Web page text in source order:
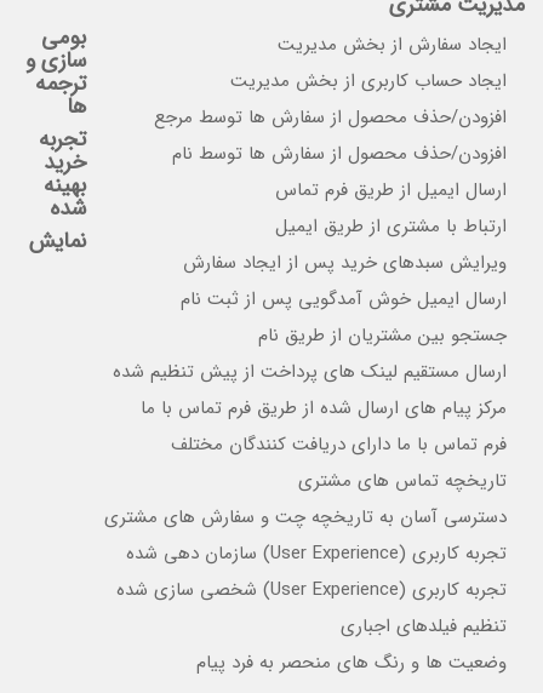
ایجاد سفارش از بخش مدیریت
ایجاد حساب کاربری از بخش مدیریت
افزودن/حذف محصول از سفارش ها توسط مرجع
افزودن/حذف محصول از سفارش ها توسط نام
ارسال ایمیل از طریق فرم تماس
ارتباط با مشتری از طریق ایمیل
ویرایش سبدهای خرید پس از ایجاد سفارش
ارسال ایمیل خوش آمدگویی پس از ثبت نام
جستجو بین مشتریان از طریق نام
ارسال مستقیم لینک های پرداخت از پیش تنظیم شده
مرکز پیام های ارسال شده از طریق فرم تماس با ما
فرم تماس با ما دارای دریافت کنندگان مختلف
تاریخچه تماس های مشتری
دسترسی آسان به تاریخچه چت و سفارش های مشتری
تجربه کاربری (User Experience) سازمان دهی شده
تجربه کاربری (User Experience) شخصی سازی شده
تنظیم فیلدهای اجباری
وضعیت ها و رنگ های منحصر به فرد پیام
بومی
سازی و
ترجمه
ها
تجربه
خرید
بهینه
شده
نمایش